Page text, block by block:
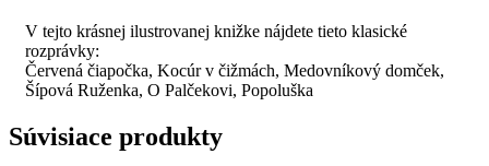
V tejto krásnej ilustrovanej knižke nájdete tieto klasické
rozprávky:
Červená čiapočka, Kocúr v čižmách, Medovníkový domček,
Šípová Ruženka, O Palčekovi, Popoluška
Súvisiace produkty